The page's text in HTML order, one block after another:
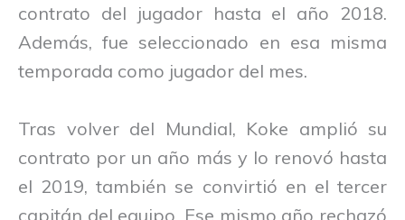
contrato del jugador hasta el año 2018.
Además, fue seleccionado en esa misma
temporada como jugador del mes.
Tras volver del Mundial, Koke amplió su
contrato por un año más y lo renovó hasta
el 2019, también se convirtió en el tercer
capitán del equipo. Ese mismo año rechazó